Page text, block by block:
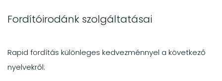
Fordítóirodánk szolgáltatásai
Rapid fordítás különleges kedvezménnyel a következő
nyelvekről: